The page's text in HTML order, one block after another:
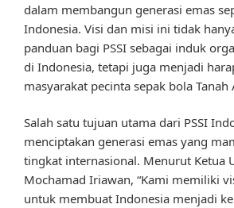
dalam membangun generasi emas
Indonesia. Visi dan misi ini tidak
panduan bagi PSSI sebagai induk
di Indonesia, tetapi juga menjadi
masyarakat pecinta sepak bola Tanah
Salah satu tujuan utama dari PSSI
menciptakan generasi emas yang
tingkat internasional. Menurut Ketua
Mochamad Iriawan, “Kami memiliki
untuk membuat Indonesia menjadi